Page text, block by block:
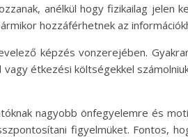
anélkül hogy fizikailag jelen
hozzáférhetnek az
képzés vonzerejében.
étkezési költségekkel
nagyobb önfegyelemre és
figyelmüket. Fontos,